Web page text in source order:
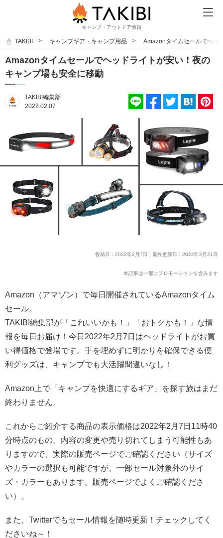
キャンプ・アウトドア情報
TAKIBI キャンプギア・キャンプ用品 Amazonタイムセールでヘッ
Amazonタイムセールでヘッドライトが安い！夜の
キャンプ場も安全に移動
TAKIBI編集部
2022.02.07
投稿日：2022年2月7日 | 最終更新日：2022年2月21日
本記事は一部にプロモーションを含みます
Amazon（アマゾン）で毎日開催されているAmazonタイム
セール。
TAKIBI編集部が「これいいかも！」「おトクかも！」な情
報を毎日お届け！今日2022年2月7日はヘッドライトがお買
い得価格で登場です。手を埋めずに明かりを確保できる便
利グッズは、キャンプでも大活躍間違いなし！
Amazon上で「キャンプを快適にするギア」を探す旅はまだ
終わりません。
これからご紹介する商品の表示価格は2022年2月7日11時40
分時点のもの。内容の変更や売り切れてしまう可能性もあ
りますので、実際の販売ページでご確認ください（サイズ
やカラーの選択も可能ですが、一部セール対象外のサイ
ズ・カラーもあります。販売ページでよくご確認くださ
い）。
また、Twitterでもセール情報を随時更新！チェックしてく
ださいね～！